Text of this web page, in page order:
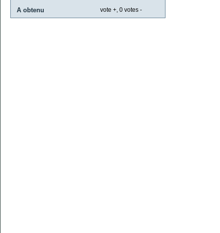
A obtenu vote +, 0 votes -